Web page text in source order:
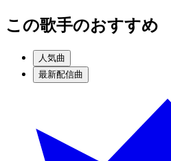
この歌手のおすすめ
人気曲
最新配信曲